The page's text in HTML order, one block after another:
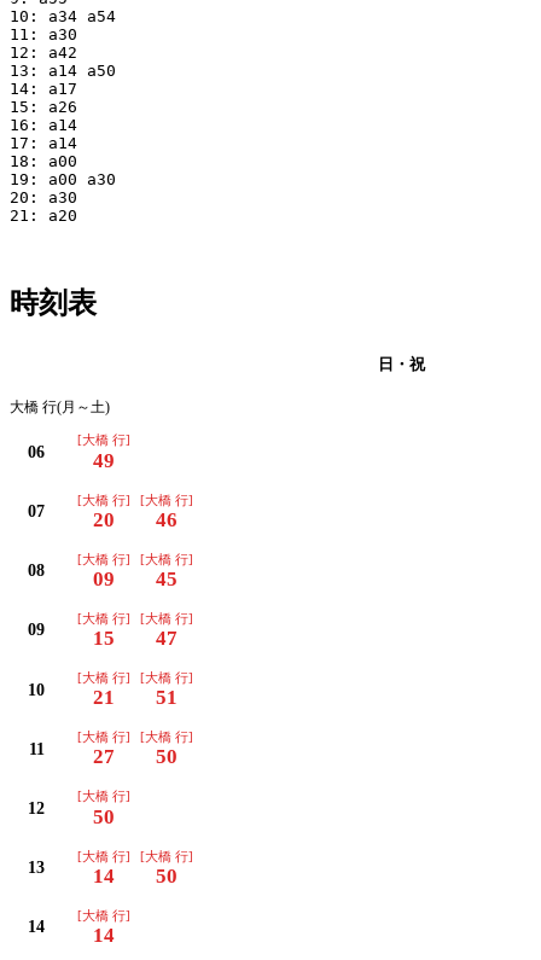
10: a34 a54
11: a30
12: a42
13: a14 a50
14: a17
15: a26
16: a14
17: a14
18: a00
19: a00 a30
20: a30
21: a20
時刻表
日・祝
大橋 行(月～土)
06
[大橋 行]
49
07
[大橋 行]
20
[大橋 行]
46
08
[大橋 行]
09
[大橋 行]
45
09
[大橋 行]
15
[大橋 行]
47
10
[大橋 行]
21
[大橋 行]
51
11
[大橋 行]
27
[大橋 行]
50
12
[大橋 行]
50
13
[大橋 行]
14
[大橋 行]
50
14
[大橋 行]
14